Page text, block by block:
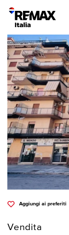
Aggiungi ai preferiti
Vendita